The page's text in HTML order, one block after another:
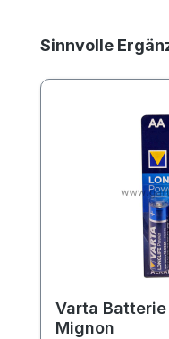
Produktgalerie
Sinnvolle
Varta
Mignon